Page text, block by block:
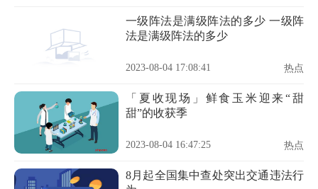
一级阵法是满级阵法的多少 一级阵
法是满级阵法的多少
2023-08-04 17:08:41 热点
「夏收现场」鲜食玉米迎来“甜
甜”的收获季
2023-08-04 16:47:25 热点
8月起全国集中查处突出交通违法行